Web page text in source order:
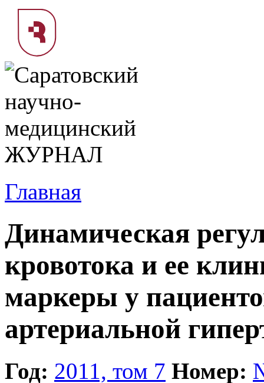
Главная
Динамическая
кровотока и ее
маркеры у
артериальной
Год: 2011, том 7 Номер: